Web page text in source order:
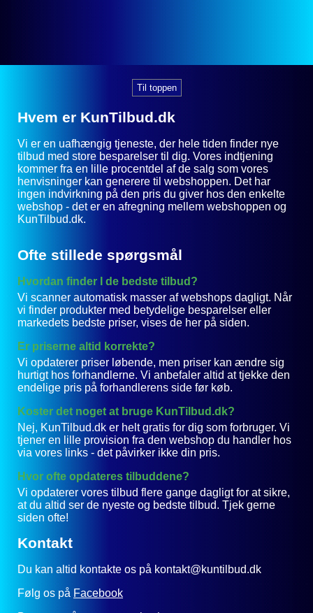
Til toppen
Hvem er KunTilbud.dk
Vi er en uafhængig tjeneste, der hele tiden finder nye
tilbud med store besparelser til dig. Vores indtjening
kommer fra en lille procentdel af de salg som vores
henvisninger kan generere til webshoppen. Det har
ingen indvirkning på den pris du giver hos den enkelte
webshop - det er en afregning mellem webshoppen og
KunTilbud.dk.
Ofte stillede spørgsmål
Hvordan finder I de bedste tilbud?
Vi scanner automatisk masser af webshops dagligt. Når
vi finder produkter med betydelige besparelser eller
markedets bedste priser, vises de her på siden.
Er priserne altid korrekte?
Vi opdaterer priser løbende, men priser kan ændre sig
hurtigt hos forhandlerne. Vi anbefaler altid at tjekke den
endelige pris på forhandlerens side før køb.
Koster det noget at bruge KunTilbud.dk?
Nej, KunTilbud.dk er helt gratis for dig som forbruger. Vi
tjener en lille provision fra den webshop du handler hos
via vores links - det påvirker ikke din pris.
Hvor ofte opdateres tilbuddene?
Vi opdaterer vores tilbud flere gange dagligt for at sikre,
at du altid ser de nyeste og bedste tilbud. Tjek gerne
siden ofte!
Kontakt
Du kan altid kontakte os på kontakt@kuntilbud.dk
Følg os på Facebook